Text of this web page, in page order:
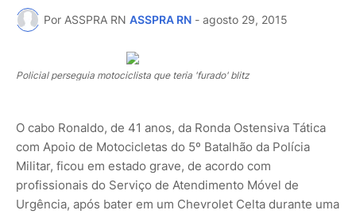
Por ASSPRA RN ASSPRA RN - agosto 29, 2015
Policial perseguia motociclista que teria 'furado' blitz
O cabo Ronaldo, de 41 anos, da Ronda Ostensiva Tática
com Apoio de Motocicletas do 5º Batalhão da Polícia
Militar, ficou em estado grave, de acordo com
profissionais do Serviço de Atendimento Móvel de
Urgência, após bater em um Chevrolet Celta durante uma